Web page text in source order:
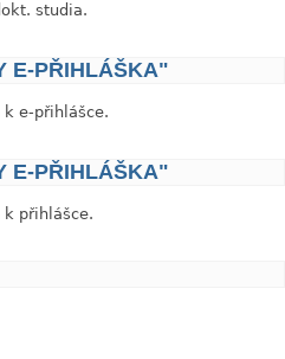
studia.
E-PŘIHLÁŠKA"
k e-přihlášce.
E-PŘIHLÁŠKA"
k přihlášce.